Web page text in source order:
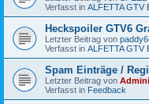
Verfasst in ALFETTA GTV
Heckspoiler GTV6
Letzter Beitrag von
Verfasst in ALFETTA GTV
Spam Einträge /
Letzter Beitrag von
Verfasst in Feedback